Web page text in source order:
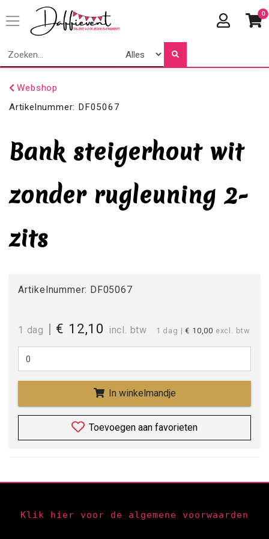
0
Webshop
Artikelnummer: DF05067
Bank steigerhout wit
zonder rugleuning 2-
zits
Artikelnummer: DF05067
1 dag | € 12,10 incl. btw 1 dag | € 10,00 excl. btw
In winkelmandje
Toevoegen aan favorieten
Klik hier voor de algemene voorwaarden